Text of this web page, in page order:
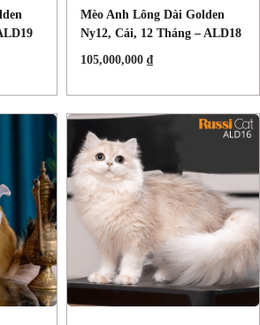
Mèo Anh Lông Dài Golden
Ny12, Cái, 12 Tháng – ALD18
105,000,000 ₫